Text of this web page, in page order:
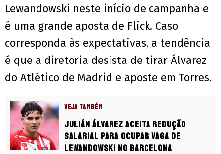
Lewandowski neste início de campanha e
é uma grande aposta de Flick. Caso
corresponda às expectativas, a tendência
é que a diretoria desista de tirar Álvarez
do Atlético de Madrid e aposte em Torres.
VEJA TAMBÉM
Julián Álvarez aceita redução
salarial para ocupar vaga de
Lewandowski no Barcelona